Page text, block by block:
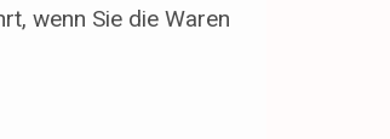
wenn Sie die Waren